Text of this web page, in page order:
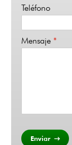
Teléfono
Mensaje *
Enviar